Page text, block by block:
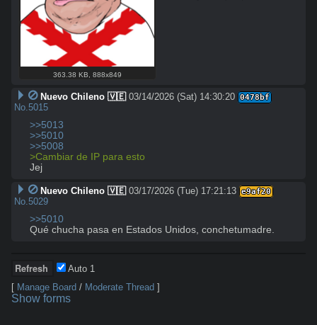
363.38 KB ,888x849
Nuevo Chileno 🇻🇪 03/14/2026 (Sat) 14:30:20 0478bf
No.5015
>>5013
>>5010
>>5008
>Cambiar de IP para esto
Jej
Nuevo Chileno 🇻🇪 03/17/2026 (Tue) 17:21:13 e9af20
No.5029
>>5010
Qué chucha pasa en Estados Unidos, conchetumadre.
Auto 1
[ Manage Board / Moderate Thread ]
Show forms